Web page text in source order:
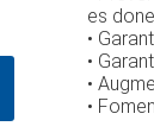
es
•
•
•
•